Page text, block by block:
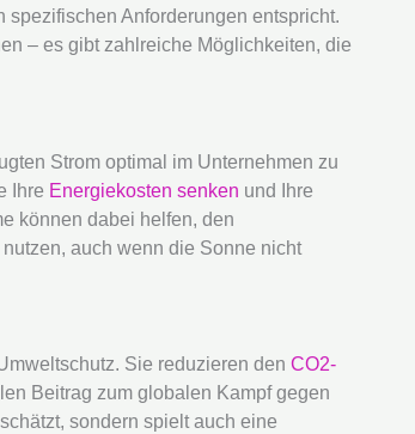
spezifischen Anforderungen entspricht.
– es gibt zahlreiche Möglichkeiten, die
Strom optimal im Unternehmen zu
Ihre Energiekosten senken und Ihre
können dabei helfen, den
auch wenn die Sonne nicht
Sie reduzieren den CO2-
Beitrag zum globalen Kampf gegen
sondern spielt auch eine